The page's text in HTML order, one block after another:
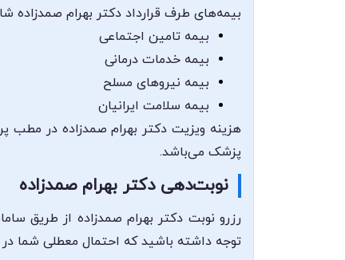
بیمه‌های طرف قرارداد دکتر بهرام صمدزاده
بیمه تامین اجتماعی
بیمه خدمات درمانی
بیمه نیروهای مسلح
بیمه سلامت ایرانیان
هزینه ویزیت دکتر بهرام صمدزاده در مطب
پزشک می‌باشد.
نوبت‌دهی دکتر بهرام صمدزاده
رزرو نوبت دکتر بهرام صمدزاده از طریق
توجه داشته باشید که احتمال معطلی شما